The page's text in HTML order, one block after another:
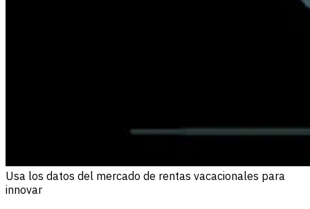
Usa los datos del mercado de rentas vacacionales para
innovar